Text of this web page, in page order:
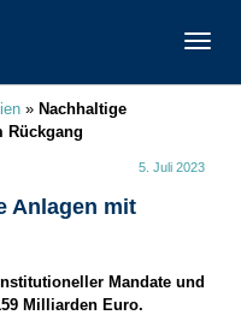
» Nachhaltige
Rückgang
5. Juli 2023
Anlagen mit
Mandate und
Milliarden Euro.